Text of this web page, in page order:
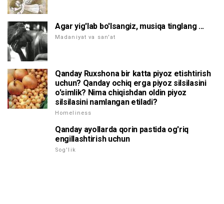
Agar yig'lab bo'lsangiz, musiqa tinglang ...
Madaniyat va san'at
Qanday Ruxshona bir katta piyoz etishtirish
uchun? Qanday ochiq erga piyoz silsilasini
o'simlik? Nima chiqishdan oldin piyoz
silsilasini namlangan etiladi?
Homeliness
Qanday ayollarda qorin pastida og'riq
engillashtirish uchun
Sog'lik